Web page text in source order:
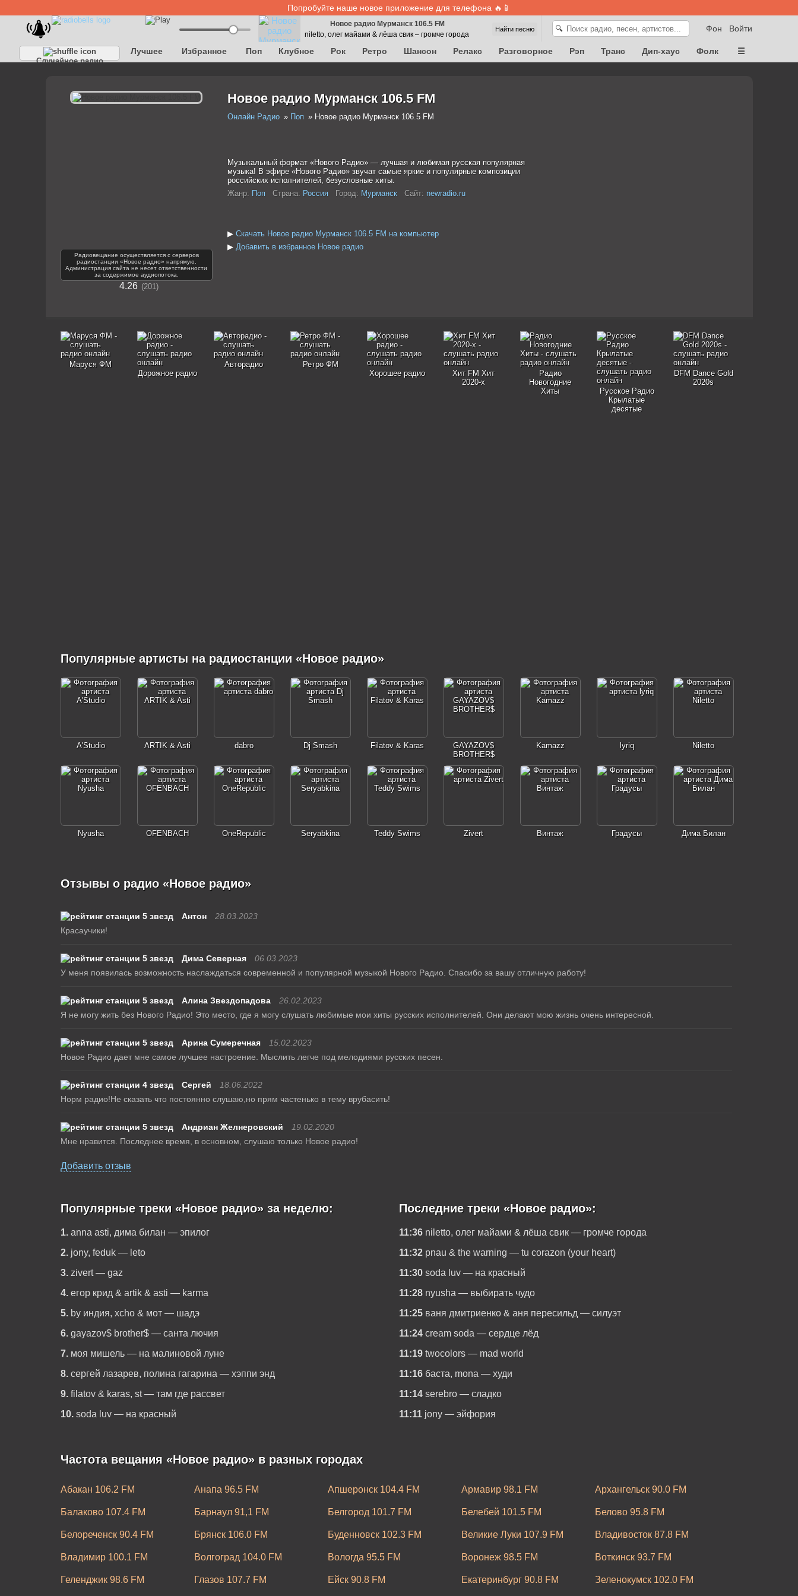
Попробуйте наше новое приложение для телефона 🔥📱
Войти
Фон
🔍
Найти песню
Новое радио Мурманск 106.5 FM
niletto, олег майами & лёша свик – громче города
Случайное радио
Лучшее Избранное Поп Клубное Рок Ретро Шансон Релакс Разговорное Рэп Транс Дип-хаус Фолк ☰
Радиовещание осуществляется с серверов
радиостанции «Новое радио» напрямую.
Администрация сайта не несет ответственности
за содержимое аудиопотока.
4.26 201
Новое радио Мурманск 106.5 FM
Онлайн Радио Поп Новое радио Мурманск 106.5 FM
Музыкальный формат «Нового Радио» — лучшая и любимая русская популярная
музыка! В эфире «Нового Радио» звучат самые яркие и популярные композиции
российских исполнителей, безусловные хиты.
Жанр: Поп Страна: Россия Город: Мурманск Сайт: newradio.ru
▶ Скачать Новое радио Мурманск 106.5 FM на компьютер
▶ Добавить в избранное Новое радио
Маруся ФМ
Дорожное радио
Авторадио
Ретро ФМ
Хорошее радио
Хит FM Хит
2020-х
Радио
Новогодние
Хиты
Русское Радио
Крылатые
десятые
DFM Dance Gold
2020s
Популярные артисты на радиостанции «Новое радио»
A'Studio ARTIK & Asti dabro Dj Smash Filatov & Karas
GAYAZOV$
BROTHER$
Kamazz lyriq Niletto
Nyusha OFENBACH OneRepublic Seryabkina Teddy Swims Zivert Винтаж Градусы Дима Билан
Отзывы о радио «Новое радио»
Антон
28.03.2023
Красаучики!
Дима Северная
06.03.2023
У меня появилась возможность наслаждаться современной и популярной музыкой Нового Радио. Спасибо за вашу отличную работу!
Алина Звездопадова
26.02.2023
Я не могу жить без Нового Радио! Это место, где я могу слушать любимые мои хиты русских исполнителей. Они делают мою жизнь очень интересной.
Арина Сумеречная
15.02.2023
Новое Радио дает мне самое лучшее настроение. Мыслить легче под мелодиями русских песен.
Сергей
18.06.2022
Норм радио!Не сказать что постоянно слушаю,но прям частенько в тему врубасить!
Андриан Желнеровский
19.02.2020
Мне нравится. Последнее время, в основном, слушаю только Новое радио!
Добавить отзыв
Популярные треки «Новое радио» за неделю:
1. anna asti, дима билан — эпилог
2. jony, feduk — leto
3. zivert — gaz
4. егор крид & artik & asti — karma
5. by индия, xcho & мот — шадэ
6. gayazov$ brother$ — санта лючия
7. моя мишель — на малиновой луне
8. сергей лазарев, полина гагарина — хэппи энд
9. filatov & karas, st — там где рассвет
10. soda luv — на красный
Последние треки «Новое радио»:
11:36 niletto, олег майами & лёша свик — громче города
11:32 pnau & the warning — tu corazon (your heart)
11:30 soda luv — на красный
11:28 nyusha — выбирать чудо
11:25 ваня дмитриенко & аня пересильд — силуэт
11:24 cream soda — сердце лёд
11:19 twocolors — mad world
11:16 баста, mona — худи
11:14 serebro — сладко
11:11 jony — эйфория
Частота вещания «Новое радио» в разных городах
Абакан 106.2 FM Анапа 96.5 FM Апшеронск 104.4 FM Армавир 98.1 FM Архангельск 90.0 FM
Балаково 107.4 FM Барнаул 91,1 FM Белгород 101.7 FM Белебей 101.5 FM Белово 95.8 FM
Белореченск 90.4 FM Брянск 106.0 FM Буденновск 102.3 FM Великие Луки 107.9 FM Владивосток 87.8 FM
Владимир 100.1 FM Волгоград 104.0 FM Вологда 95.5 FM Воронеж 98.5 FM Воткинск 93.7 FM
Геленджик 98.6 FM Глазов 107.7 FM Ейск 90.8 FM Екатеринбург 90.8 FM Зеленокумск 102.0 FM